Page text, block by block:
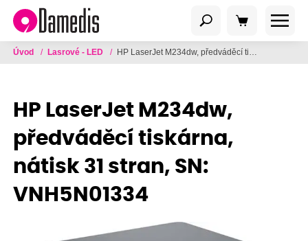
Úvod / Lasrové - LED / HP LaserJet M234dw, předváděcí tiskárna, nátisk 31 stran, SN: VNH5N01334
HP LaserJet M234dw,
předváděcí tiskárna,
nátisk 31 stran, SN:
VNH5N01334